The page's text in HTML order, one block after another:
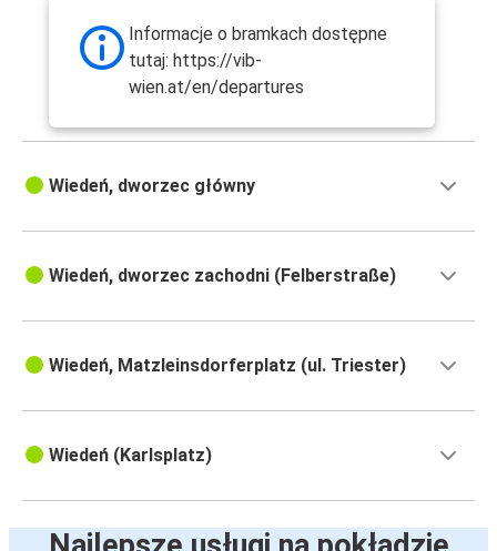
Informacje o bramkach dostępne
tutaj: https://vib-
wien.at/en/departures
Wiedeń, dworzec główny
Wiedeń, dworzec zachodni (Felberstraße)
Wiedeń, Matzleinsdorferplatz (ul. Triester)
Wiedeń (Karlsplatz)